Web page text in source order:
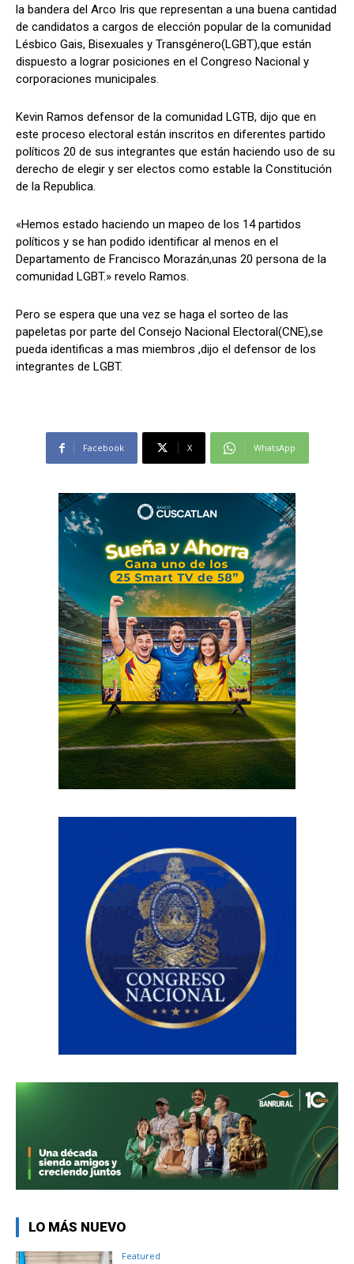
Comparta
Facebook X WhatsApp
Síganos
Comparta
Facebook X WhatsApp
Síganos
la bandera del Arco Iris que representan a una buena cantidad
de candidatos a cargos de elección popular de la comunidad
Lésbico Gais, Bisexuales y Transgénero(LGBT),que están
dispuesto a lograr posiciones en el Congreso Nacional y
corporaciones municipales.
Kevin Ramos defensor de la comunidad LGTB, dijo que en
este proceso electoral están inscritos en diferentes partido
políticos 20 de sus integrantes que están haciendo uso de su
derecho de elegir y ser electos como estable la Constitución
de la Republica.
«Hemos estado haciendo un mapeo de los 14 partidos
políticos y se han podido identificar al menos en el
Departamento de Francisco Morazán,unas 20 persona de la
comunidad LGBT.» revelo Ramos.
Pero se espera que una vez se haga el sorteo de las
papeletas por parte del Consejo Nacional Electoral(CNE),se
pueda identificas a mas miembros ,dijo el defensor de los
integrantes de LGBT.
Facebook X WhatsApp
LO MÁS NUEVO
Featured